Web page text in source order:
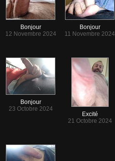
Bonjour
12 Novembre 2024
Bonjour
11 Novembre 2024
Bonjour
23 Octobre 2024
Excité
21 Octobre 2024